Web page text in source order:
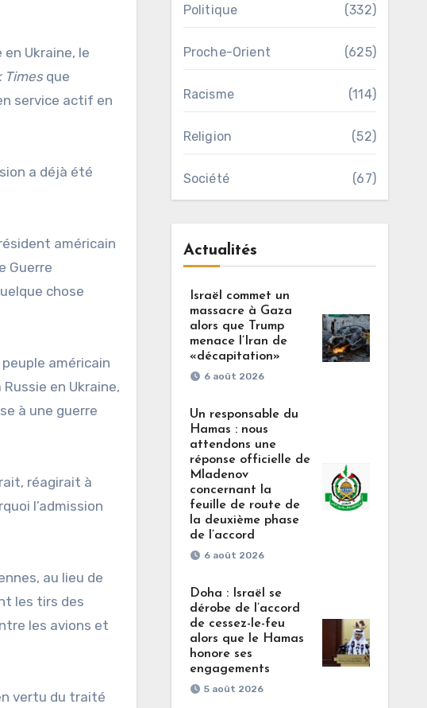
Timesque
service actif en
a déjà été
américain
Guerre
chose
américain
en Ukraine,
à une guerre
réagirait à
l’admission
au lieu de
les tirs des
les avions et
vertu du traité
Politique (332)
Proche-Orient (625)
Racisme (114)
Religion (52)
Société (67)
Actualités
Israël commet un
massacre à Gaza
alors que Trump
menace l’Iran de
«décapitation»
6 août 2026
Un responsable du
Hamas : nous
attendons une
réponse officielle de
Mladenov
concernant la
feuille de route de
la deuxième phase
de l’accord
6 août 2026
Doha : Israël se
dérobe de l’accord
de cessez-le-feu
alors que le Hamas
honore ses
engagements
5 août 2026